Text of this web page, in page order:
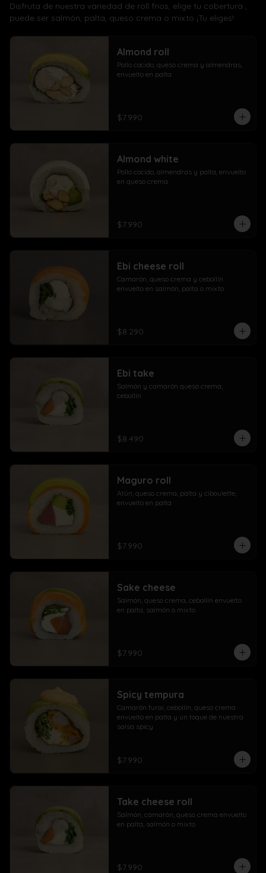
envuelto en queso
10 Camarón, cebollín, queso crema
Disfruta de nuestra variedad de roll frios, elige tu cobertura ,
puede ser salmón, palta, queso crema o mixto ¡Tu eliges!
Almond roll
Pollo cocido, queso crema y almendras,
envuelto en palta
$7.990
Almond white
Pollo cocido, almendras y palta, envuelto
en queso crema
$7.990
Ebi cheese roll
Camarón, queso crema y cebollín
envuelto en salmón, palta o mixto
$8.290
Ebi take
Salmón y camarón queso crema,
cebollín
$8.490
Maguro roll
Atún, queso crema, palta y ciboulette,
envuelto en palta
$7.990
Sake cheese
Salmón, queso crema, cebollín envuelto
en palta, salmón o mixto
$7.990
Spicy tempura
Camarón furai, cebollín, queso crema
envuelto en palta y un toque de nuestra
salsa spicy
$7.990
Take cheese roll
Salmón, camarón, queso crema envuelto
en palta, salmón o mixto
$7.990